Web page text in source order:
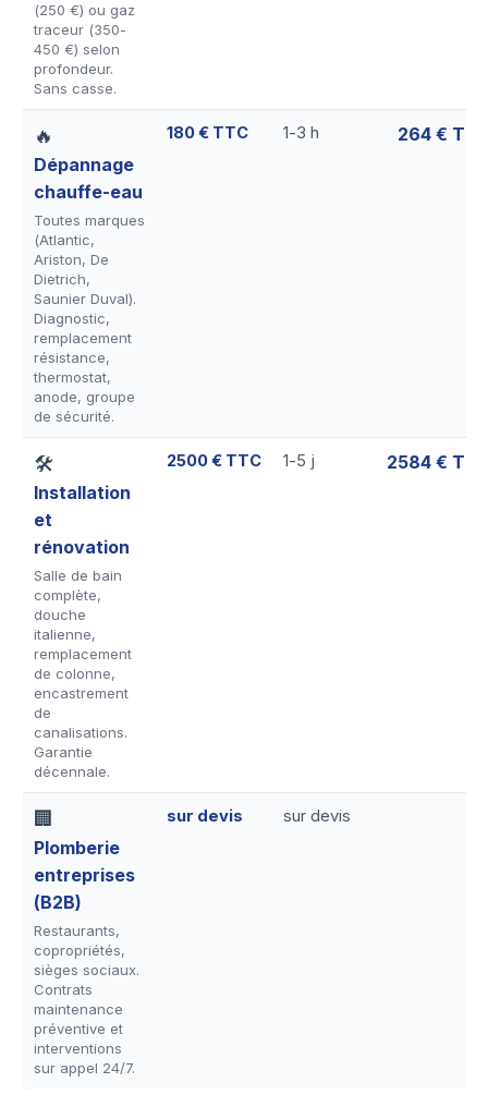
(250 €) ou gaz
traceur (350-
450 €) selon
profondeur.
Sans casse.
🔥
Dépannage
chauffe-eau
Toutes marques
(Atlantic,
Ariston, De
Dietrich,
Saunier Duval).
Diagnostic,
remplacement
résistance,
thermostat,
anode, groupe
de sécurité.
180 € TTC 1-3 h 264 €
🛠
Installation
et
rénovation
Salle de bain
complète,
douche
italienne,
remplacement
de colonne,
encastrement
de
canalisations.
Garantie
décennale.
2500 € TTC 1-5 j 2584 €
🏢
Plomberie
entreprises
(B2B)
Restaurants,
copropriétés,
sièges sociaux.
Contrats
maintenance
préventive et
interventions
sur appel 24/7.
sur devis sur devis